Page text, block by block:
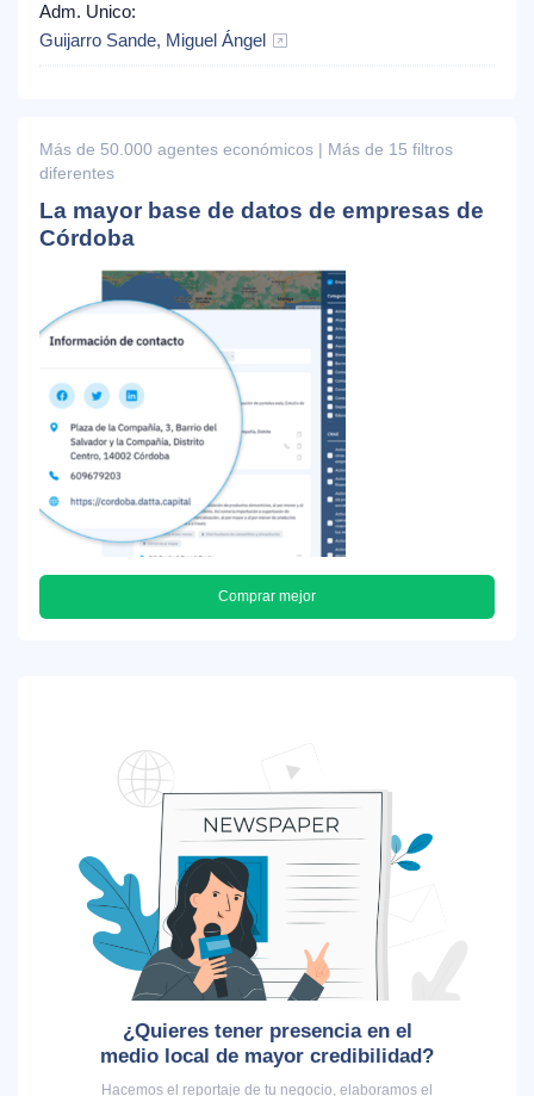
Adm. Unico:
Guijarro Sande, Miguel Ángel
Más de 50.000 agentes económicos | Más de 15 filtros
diferentes
La mayor base de datos de empresas de
Córdoba
Comprar mejor
¿Quieres tener presencia en el
medio local de mayor credibilidad?
Hacemos el reportaje de tu negocio, elaboramos el